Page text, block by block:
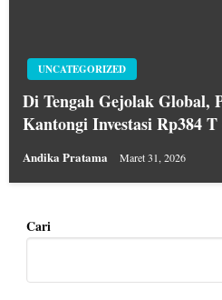
UNCATEGORIZED
Di Tengah Gejolak Global,
Kantongi Investasi Rp384
Andika Pratama Maret 31, 2026
Cari